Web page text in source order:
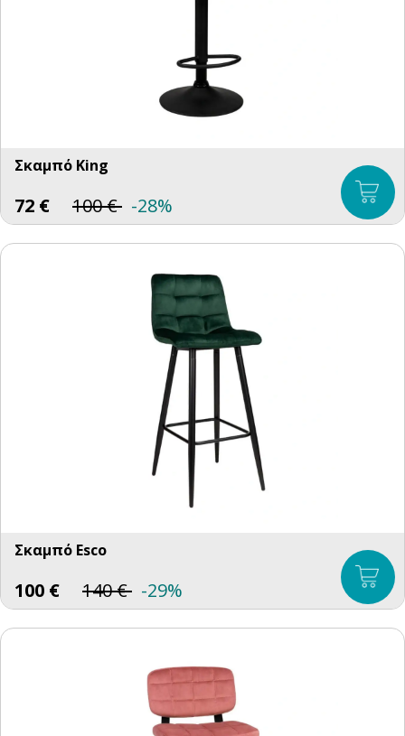
Σκαμπό King
72 € 100€ -28%
Σκαμπό Esco
100 € 140€ -29%